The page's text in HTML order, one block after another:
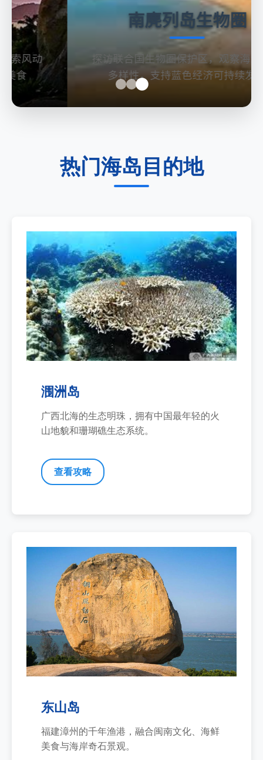
南麂列岛生物圈
探访联合国生物圈保护区，观察海洋生物
多样性，支持蓝色经济可持续发展
热门海岛目的地
涠洲岛
广西北海的生态明珠，拥有中国最年轻的火
山地貌和珊瑚礁生态系统。
查看攻略
东山岛
福建漳州的千年渔港，融合闽南文化、海鲜
美食与海岸奇石景观。